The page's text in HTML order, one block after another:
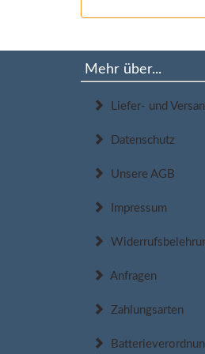
Mehr über...
Liefer- und
Datenschutz
Unsere AGB
Impressum
Anfragen
Zahlungsarten